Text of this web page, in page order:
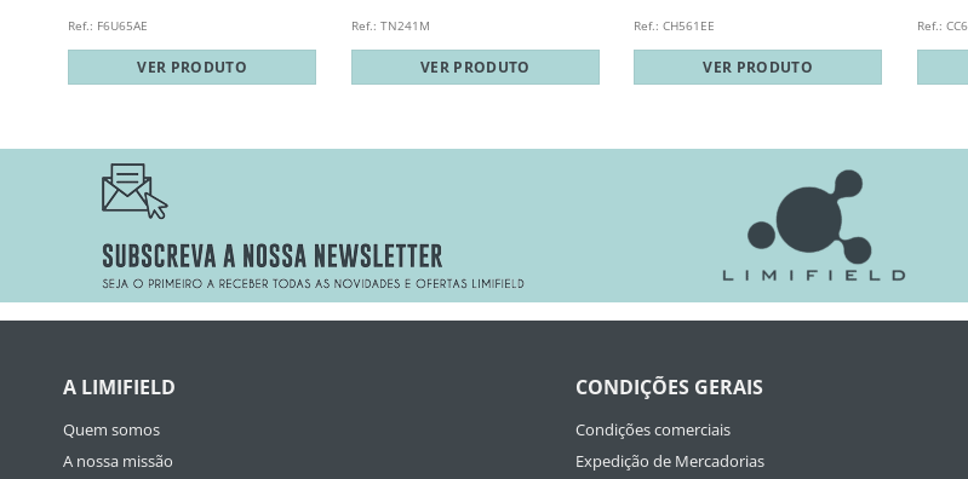
Ref.: F6U65AE
VER PRODUTO
Ref.: TN241M
VER PRODUTO
Ref.: CH561EE
VER PRODUTO
Ref.:
A LIMIFIELD
Quem somos
A nossa missão
CONDIÇÕES GERAIS
Condições comerciais
Expedição de Mercadorias